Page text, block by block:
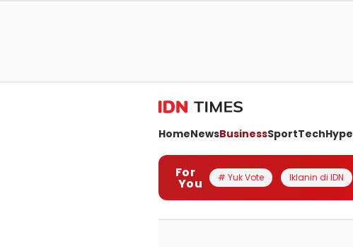
HomeNewsBusinessSportTechHype
For
You # Yuk Vote Iklanin di IDN